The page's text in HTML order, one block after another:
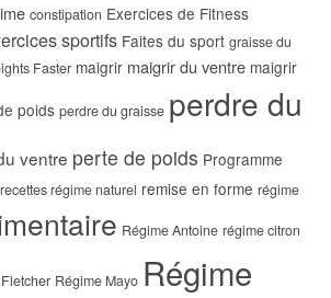
constipation Exercices de Fitness
sportifs Faites du sport graisse du
Faster maigrir maigrir du ventre maigrir
poids perdre du graisse perdre du
ventre perte de poids Programme
recettes régime naturel remise en forme régime
Régime Antoine régime citron
Régime Mayo Régime